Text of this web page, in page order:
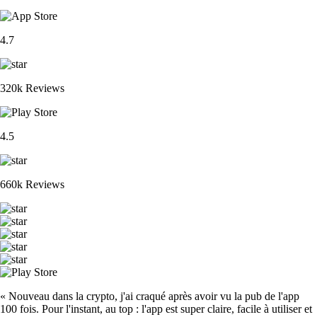
4.7
320k Reviews
4.5
660k Reviews
« Nouveau dans la crypto, j'ai craqué après avoir vu la pub de l'app
100 fois. Pour l'instant, au top : l'app est super claire, facile à utiliser et